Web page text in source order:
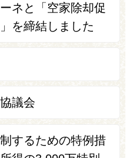
ネと「空家除却促
を締結しました
議会
するための特例措